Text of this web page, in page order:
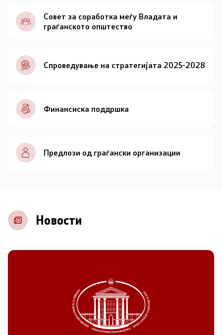
Документи
Совет
За советот
Документи
Записници и дневни редови од седниците на
Советот
Контакт
Основање на здружение
Совет за соработка меѓу Владата и
граѓанското општество
Спроведување на стратегијата 2025-2028
Финансиска поддршка
Предлози од граѓански организации
Новости